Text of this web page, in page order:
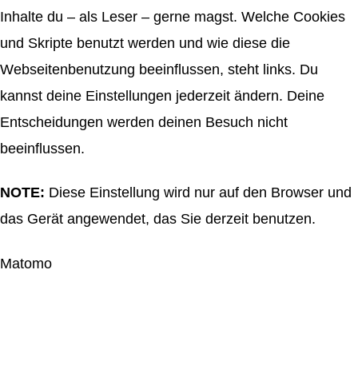
Inhalte du – als Leser – gerne magst. Welche Cookies
und Skripte benutzt werden und wie diese die
Webseitenbenutzung beeinflussen, steht links. Du
kannst deine Einstellungen jederzeit ändern. Deine
Entscheidungen werden deinen Besuch nicht
beeinflussen.
NOTE: Diese Einstellung wird nur auf den Browser und
das Gerät angewendet, das Sie derzeit benutzen.
Matomo